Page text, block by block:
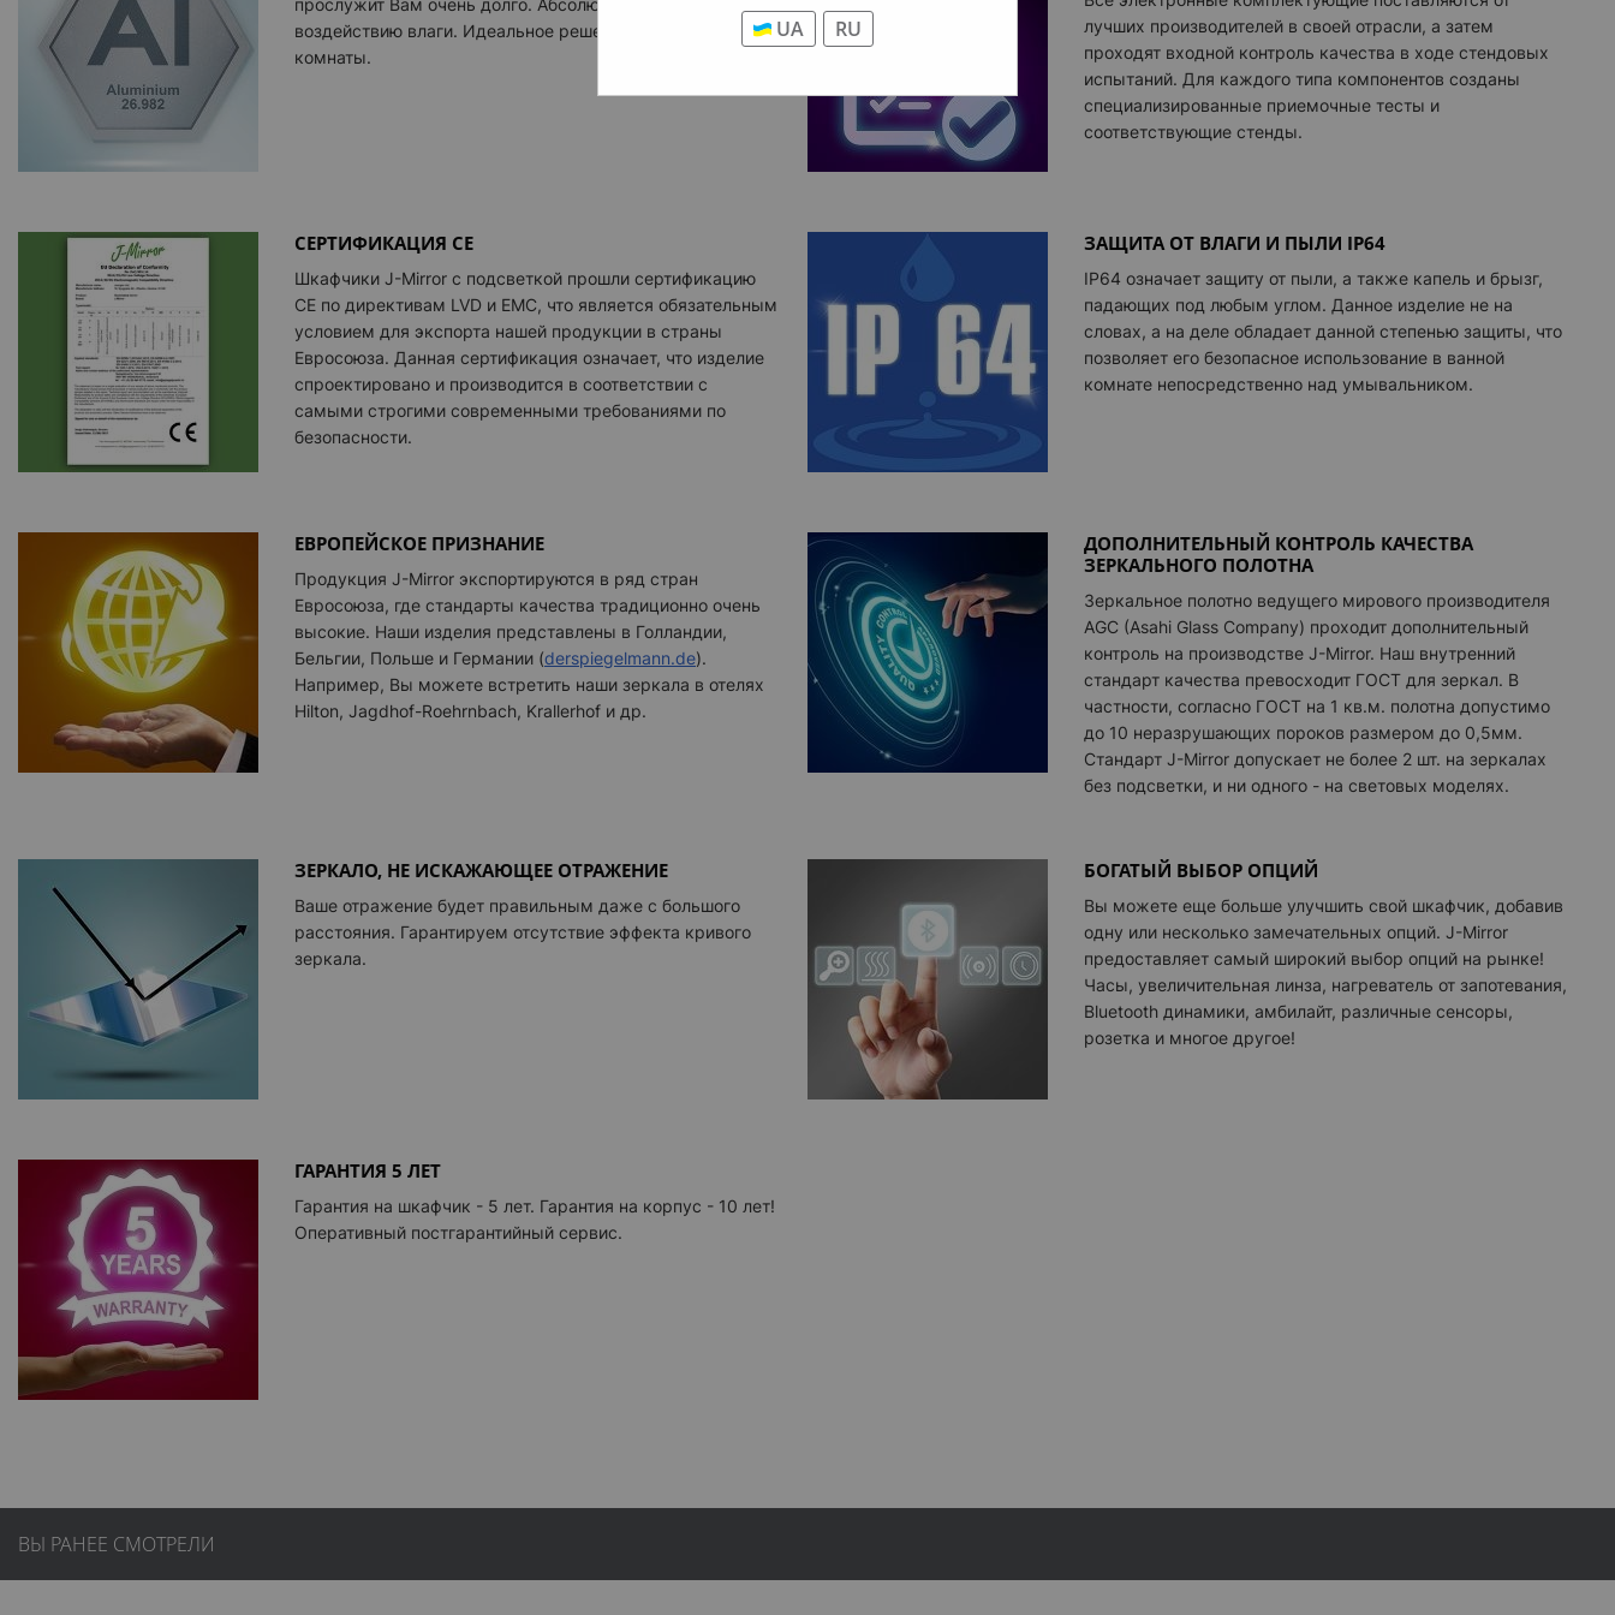
UA RU Розетка 16А + 1 070 грн
Розетка для бритвы + 833 грн
АУДИОСИСТЕМА
Колонки Bluetooth
Дополнительный электро ввод
прослужит Вам очень долго. Абсолютная устойчивость к
воздействию влаги. Идеальное решение для ванной
комнаты.
лучших производителей в своей отрасли, а затем
проходят входной контроль качества в ходе стендовых
испытаний. Для каждого типа компонентов созданы
специализированные приемочные тесты и
соответствующие стенды.
СЕРТИФИКАЦИЯ CE
Шкафчики J-Mirror с подсветкой прошли сертификацию
CE по директивам LVD и EMC, что является обязательным
условием для экспорта нашей продукции в страны
Евросоюза. Данная сертификация означает, что изделие
спроектировано и производится в соответствии с
самыми строгими современными требованиями по
безопасности.
ЗАЩИТА ОТ ВЛАГИ И ПЫЛИ IP64
IP64 означает защиту от пыли, а также капель и брызг,
падающих под любым углом. Данное изделие не на
словах, а на деле обладает данной степенью защиты, что
позволяет его безопасное использование в ванной
комнате непосредственно над умывальником.
ЕВРОПЕЙСКОЕ ПРИЗНАНИЕ
Продукция J-Mirror экспортируются в ряд стран
Евросоюза, где стандарты качества традиционно очень
высокие. Наши изделия представлены в Голландии,
Бельгии, Польше и Германии (derspiegelmann.de).
Например, Вы можете встретить наши зеркала в отелях
Hilton, Jagdhof-Roehrnbach, Krallerhof и др.
ДОПОЛНИТЕЛЬНЫЙ КОНТРОЛЬ КАЧЕСТВА
ЗЕРКАЛЬНОГО ПОЛОТНА
Зеркальное полотно ведущего мирового производителя
AGC (Asahi Glass Company) проходит дополнительный
контроль на производстве J-Mirror. Наш внутренний
стандарт качества превосходит ГОСТ для зеркал. В
частности, согласно ГОСТ на 1 кв.м. полотна допустимо
до 10 неразрушающих пороков размером до 0,5мм.
Стандарт J-Mirror допускает не более 2 шт. на зеркалах
без подсветки, и ни одного - на световых моделях.
ЗЕРКАЛО, НЕ ИСКАЖАЮЩЕЕ ОТРАЖЕНИЕ
Ваше отражение будет правильным даже с большого
расстояния. Гарантируем отсутствие эффекта кривого
зеркала.
БОГАТЫЙ ВЫБОР ОПЦИЙ
Вы можете еще больше улучшить свой шкафчик, добавив
одну или несколько замечательных опций. J-Mirror
предоставляет самый широкий выбор опций на рынке!
Часы, увеличительная линза, нагреватель от запотевания,
Bluetooth динамики, амбилайт, различные сенсоры,
розетка и многое другое!
ГАРАНТИЯ 5 ЛЕТ
Гарантия на шкафчик - 5 лет. Гарантия на корпус - 10 лет!
Оперативный постгарантийный сервис.
ВЫ РАНЕЕ СМОТРЕЛИ